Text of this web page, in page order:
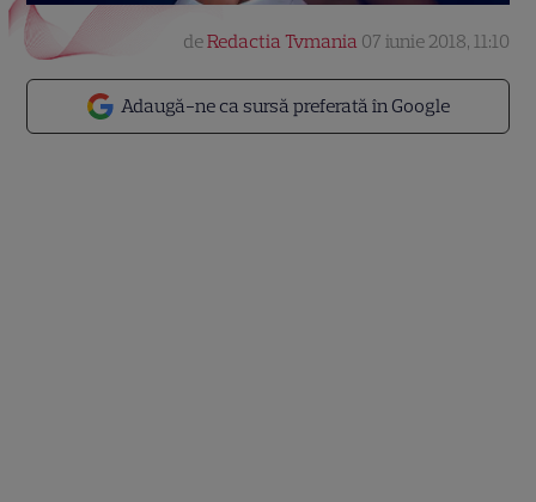
Adaugă-ne ca sursă preferată în Google
deRedactia Tvmania 07 iunie 2018, 11:10